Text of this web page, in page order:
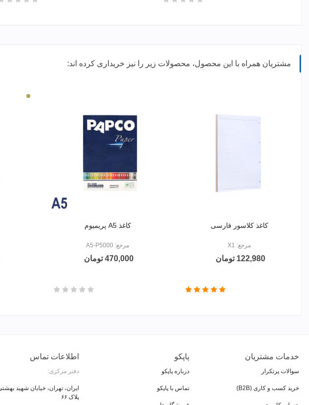
مشتریان همراه با این محصول، محصولات زیر را نیز خریداری کرده اند:
کاغذ کلاسور فارسی
مرجع: X1
122,980 تومان
کاغذ A5 پریمیوم
مرجع: A5-P5000
470,000 تومان
کرم
خدمات مشتریان
سوالات پرتکرار
خرید کسب و کاری (B2B)
پاپکو
درباره پاپکو
تماس با پاپکو
اطلاعات تماس
دفتر مرکزی:
ایران، تهران، خیابان شهید
پلاک ۶۶